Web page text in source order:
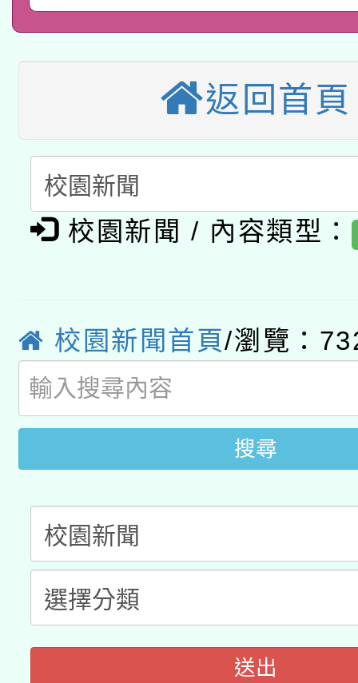
招甄選結果公告(無人
本館辦理115年度閱讀
暨閱讀推動專業研習
科技賦能─人工智慧
礎課程
A3數位素養講師名單
「數位內容與教學軟體
pilot」
有關大陸委員會函釋公
用水績優單位及節水達
動」
桃園市孔廟祈福系列
開 智慧啟航」
2026年桃園地景藝術
返回首頁
校園新聞 / 內容類型：
校園新聞首頁/瀏覽：
搜尋
送出